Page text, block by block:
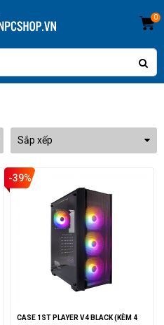
0
Sắp xếp
-39%
CASE 1ST PLAYER V4 BLACK (KÈM 4